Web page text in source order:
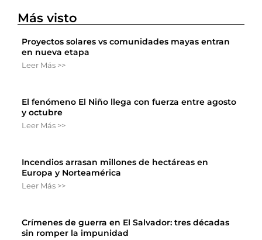
Más visto
Proyectos solares vs comunidades mayas entran
en nueva etapa
Leer Más >>
El fenómeno El Niño llega con fuerza entre agosto
y octubre
Leer Más >>
Incendios arrasan millones de hectáreas en
Europa y Norteamérica
Leer Más >>
Crímenes de guerra en El Salvador: tres décadas
sin romper la impunidad